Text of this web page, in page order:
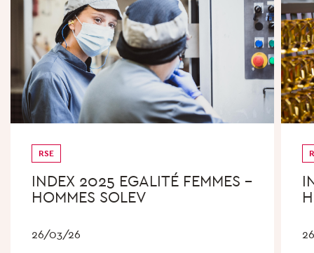
RSE
INDEX 2025 EGALITÉ FEMMES –
HOMMES SOLEV
26/03/26